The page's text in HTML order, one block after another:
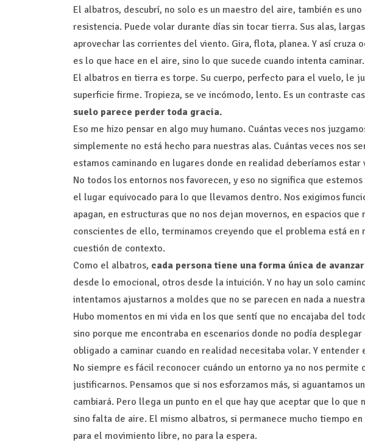
El albatros, descubrí, no solo es un maestro del aire, también es
resistencia. Puede volar durante días sin tocar tierra. Sus alas,
aprovechar las corrientes del viento. Gira, flota, planea. Y así cruza
es lo que hace en el aire, sino lo que sucede cuando intenta caminar.
El albatros en tierra es torpe. Su cuerpo, perfecto para el vuelo, le
superficie firme. Tropieza, se ve incómodo, lento. Es un contraste
suelo parece perder toda gracia.
Eso me hizo pensar en algo muy humano. Cuántas veces nos
simplemente no está hecho para nuestras alas. Cuántas veces nos
estamos caminando en lugares donde en realidad deberíamos estar
No todos los entornos nos favorecen, y eso no significa que
el lugar equivocado para lo que llevamos dentro. Nos exigimos
apagan, en estructuras que no nos dejan movernos, en espacios que
conscientes de ello, terminamos creyendo que el problema está en
cuestión de contexto.
Como el albatros, cada persona tiene una forma única de avanzar
desde lo emocional, otros desde la intuición. Y no hay un solo
intentamos ajustarnos a moldes que no se parecen en nada a
Hubo momentos en mi vida en los que sentí que no encajaba del
sino porque me encontraba en escenarios donde no podía
obligado a caminar cuando en realidad necesitaba volar. Y
No siempre es fácil reconocer cuándo un entorno ya no nos permite
justificarnos. Pensamos que si nos esforzamos más, si aguantamos
cambiará. Pero llega un punto en el que hay que aceptar que lo
sino falta de aire. El mismo albatros, si permanece mucho tiempo
para el movimiento libre, no para la espera.